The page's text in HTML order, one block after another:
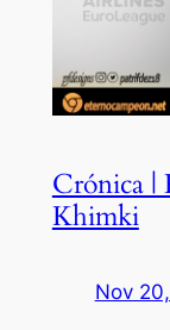
Crónica |
Khimki
Nov